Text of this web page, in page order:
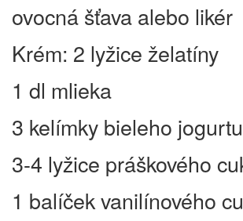
ovocná šťava alebo likér
Krém: 2 lyžice želatíny
1 dl mlieka
3 kelímky bieleho jogurtu
3-4 lyžice práškového
1 balíček vanilínového